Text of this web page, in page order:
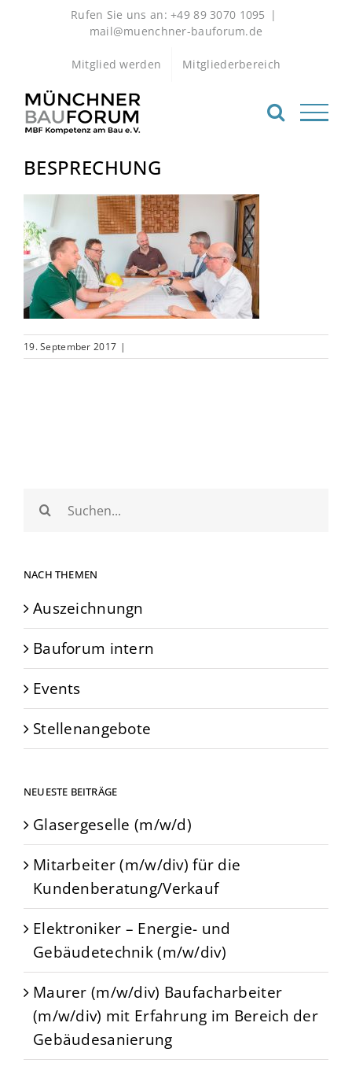
Rufen Sie uns an: +49 89 3070 1095 |
mail@muenchner-bauforum.de
Mitglied werden Mitgliederbereich
BESPRECHUNG
19. September 2017 |
Suche
nach:
NACH THEMEN
Auszeichnungn
Bauforum intern
Events
Stellenangebote
NEUESTE BEITRÄGE
Glasergeselle (m/w/d)
Mitarbeiter (m/w/div) für die
Kundenberatung/Verkauf
Elektroniker – Energie- und
Gebäudetechnik (m/w/div)
Maurer (m/w/div) Baufacharbeiter
(m/w/div) mit Erfahrung im Bereich der
Gebäudesanierung